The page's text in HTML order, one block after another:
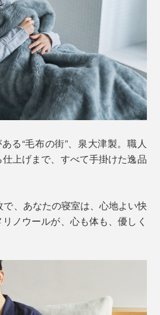
る“毛布の街”、泉大津製。職人
上げまで、すべて手掛けた逸品
で、あなたの寝室は、心地よい快
ノウールが、心も体も、優しく